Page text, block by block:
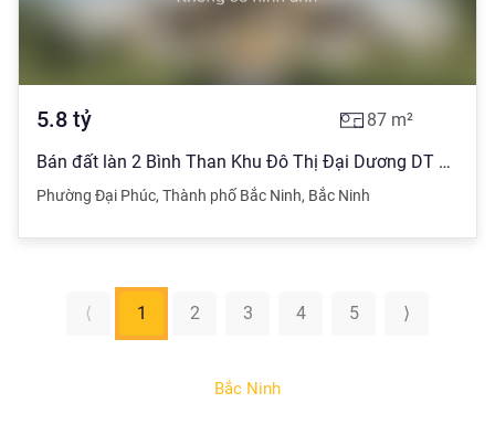
5.8 tỷ 87 m²
Bán đất làn 2 Bình Than Khu Đô Thị Đại Dương DT 87m, MT6m, Hướng ĐN, Giá 5,8 tỷ
Phường Đại Phúc, Thành phố Bắc Ninh, Bắc Ninh
⟨ 1 2 3 4 5 ⟩
Bắc Ninh